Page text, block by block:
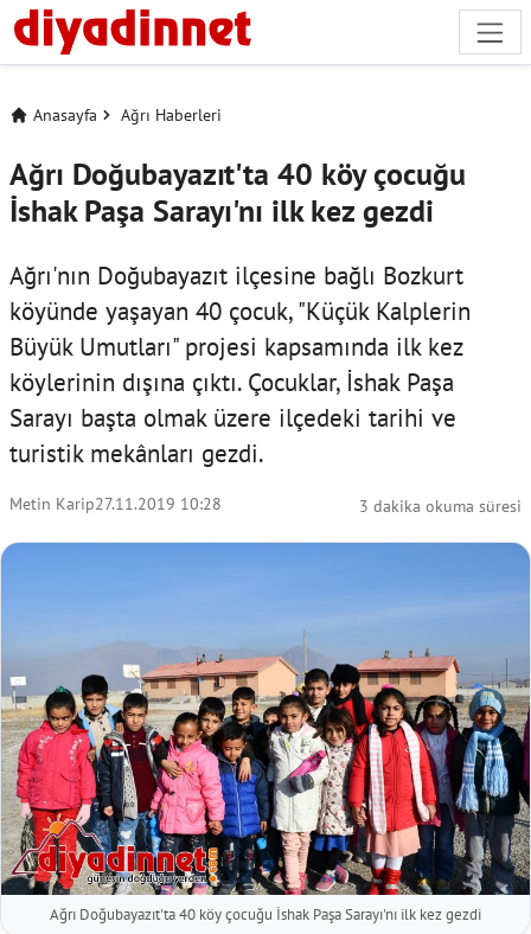
Anasayfa Ağrı Haberleri
Ağrı Doğubayazıt'ta 40 köy çocuğu
İshak Paşa Sarayı'nı ilk kez gezdi
Ağrı'nın Doğubayazıt ilçesine bağlı Bozkurt
köyünde yaşayan 40 çocuk, "Küçük Kalplerin
Büyük Umutları" projesi kapsamında ilk kez
köylerinin dışına çıktı. Çocuklar, İshak Paşa
Sarayı başta olmak üzere ilçedeki tarihi ve
turistik mekânları gezdi.
Metin Karip27.11.2019 10:28 3 dakika okuma süresi
Ağrı Doğubayazıt'ta 40 köy çocuğu İshak Paşa Sarayı'nı ilk kez gezdi